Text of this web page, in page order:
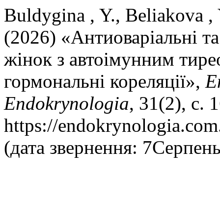
Buldygina , Y., Beliakova ,
(2026) «Антиоваріальні
жінок з автоімунним
гормональні кореляції»,
Endokrynologia, 31(2), с.
https://
(дата звернення: